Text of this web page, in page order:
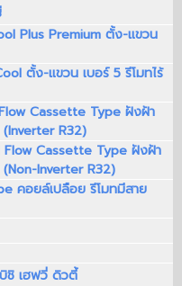
Plus Premium ตั้ง-แขวน
ตั้ง-แขวน เบอร์ 5 รีโมทไร้
Cassette Type ฝังฝ้า
(Inverter R32)
Flow Cassette Type ฝังฝ้า
(Non-Inverter R32)
คอยล์เปลือย รีโมทมีสาย
บิชิ เฮฟวี่ ดิวตี้